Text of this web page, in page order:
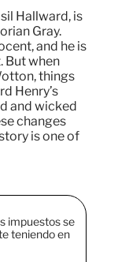
Hallward, is
Gray.
and he is
But when
things
Henry’s
and wicked
changes
is one of
impuestos se
teniendo en